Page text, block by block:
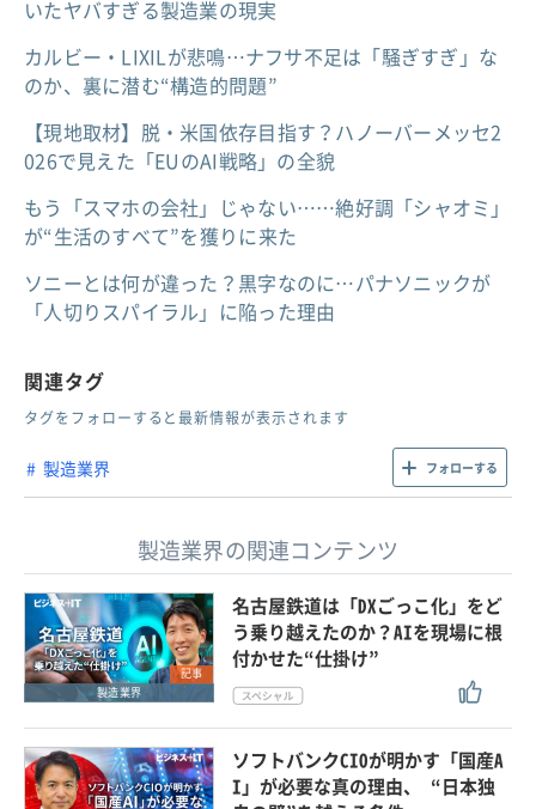
いたヤバすぎる製造業の現実
カルビー・LIXILが悲鳴…ナフサ不足は「騒ぎすぎ」な
のか、裏に潜む“構造的問題”
【現地取材】脱・米国依存目指す？ハノーバーメッセ2
026で見えた「EUのAI戦略」の全貌
もう「スマホの会社」じゃない……絶好調「シャオミ」
が“生活のすべて”を獲りに来た
ソニーとは何が違った？黒字なのに…パナソニックが
「人切りスパイラル」に陥った理由
関連タグ
タグをフォローすると最新情報が表示されます
製造業界 フォローする
製造業界の関連コンテンツ
記事
製造業界
名古屋鉄道は「DXごっこ化」をど
う乗り越えたのか？AIを現場に根
付かせた“仕掛け”
ソフトバンクCIOが明かす「国産A
I」が必要な真の理由、 “日本独